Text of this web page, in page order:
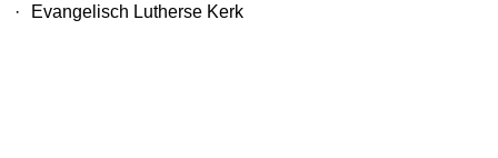
·
Evangelisch Lutherse Kerk